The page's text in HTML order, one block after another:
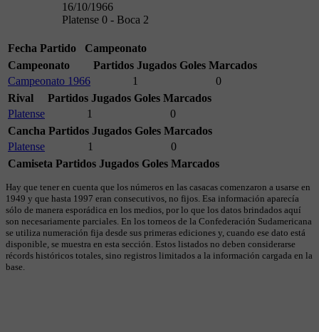
16/10/1966
Platense 0 - Boca 2
Fecha Partido
Campeonato
Campeonato
Partidos Jugados Goles Marcados
Campeonato 1966
1
0
Rival
Partidos Jugados Goles Marcados
Platense
1
0
Cancha Partidos Jugados Goles Marcados
Platense
1
0
Camiseta Partidos Jugados Goles Marcados
Hay que tener en cuenta que los números en las casacas comenzaron a usarse en
1949 y que hasta 1997 eran consecutivos, no fijos. Esa información aparecía
sólo de manera esporádica en los medios, por lo que los datos brindados aquí
son necesariamente parciales. En los torneos de la Confederación Sudamericana
se utiliza numeración fija desde sus primeras ediciones y, cuando ese dato está
disponible, se muestra en esta sección. Estos listados no deben considerarse
récords históricos totales, sino registros limitados a la información cargada en la
base.